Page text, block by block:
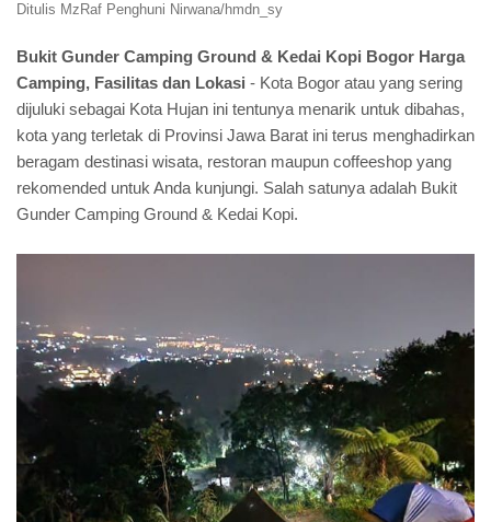
Ditulis MzRaf Penghuni Nirwana/hmdn_sy
Bukit Gunder Camping Ground & Kedai Kopi Bogor Harga
Camping, Fasilitas dan Lokasi - Kota Bogor atau yang sering
dijuluki sebagai Kota Hujan ini tentunya menarik untuk dibahas,
kota yang terletak di Provinsi Jawa Barat ini terus menghadirkan
beragam destinasi wisata, restoran maupun coffeeshop yang
rekomended untuk Anda kunjungi. Salah satunya adalah Bukit
Gunder Camping Ground & Kedai Kopi.